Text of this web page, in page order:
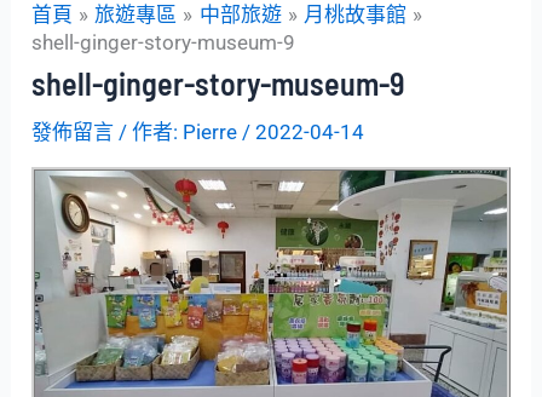
首頁 旅遊專區 中部旅遊
月桃故事館
shell-ginger-story-museum-9
shell-ginger-story-museum-9
發佈留言 / 作者: Pierre /2022-04-14